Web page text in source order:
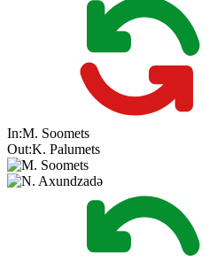
In:M. Soomets
Out:K. Palumets